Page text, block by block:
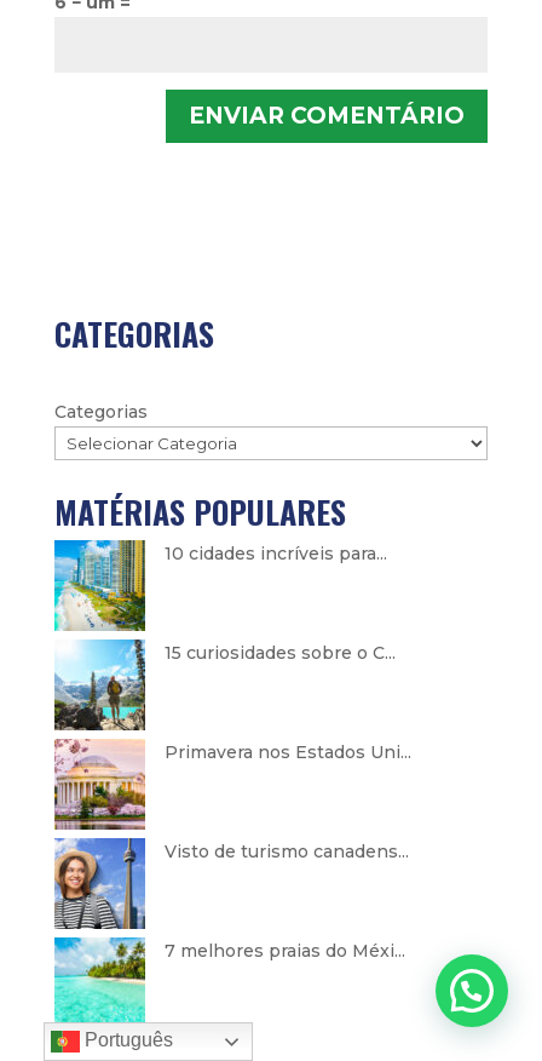
CATEGORIAS
Categorias
MATÉRIAS POPULARES
10 cidades incríveis para...
15 curiosidades sobre o C...
Primavera nos Estados Uni...
Visto de turismo canadens...
7 melhores praias do Méxi...
Português